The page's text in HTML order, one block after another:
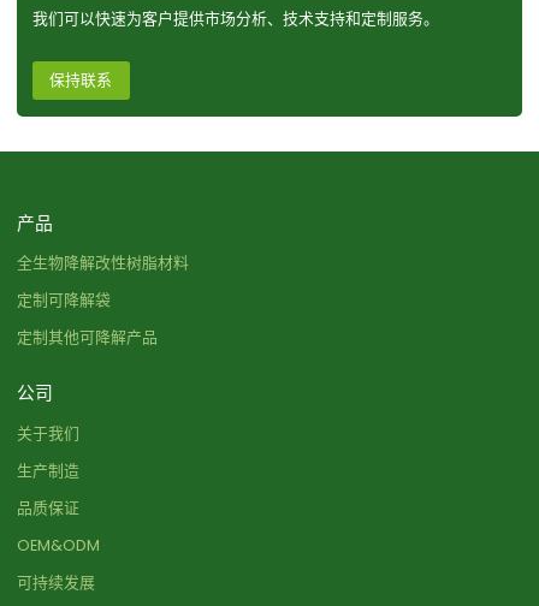
我们可以快速为客户提供市场分析、技术支持和定制服务。
保持联系
产品
全生物降解改性树脂材料
定制可降解袋
定制其他可降解产品
公司
关于我们
生产制造
品质保证
OEM&ODM
可持续发展